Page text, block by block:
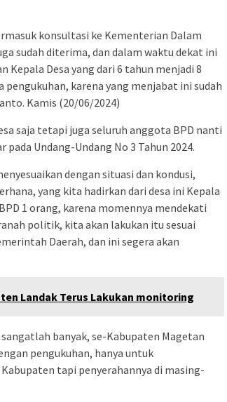
konsultasi ke Kementerian Dalam
sudah diterima, dan dalam waktu dekat ini
Kepala Desa yang dari 6 tahun menjadi 8
karena yang menjabat ini sudah
Kamis (20/06/2024)
saja tetapi juga seluruh anggota BPD nanti
Undang-Undang No 3 Tahun 2024.
dengan situasi dan kondusi,
yang kita hadirkan dari desa ini Kepala
1 orang, karena momennya mendekati
politik, kita akan lakukan itu sesuai
Daerah, dan ini segera akan
Landak Terus Lakukan monitoring
banyak, se-Kabupaten Magetan
pengukuhan, hanya untuk
tapi penyerahannya di masing-